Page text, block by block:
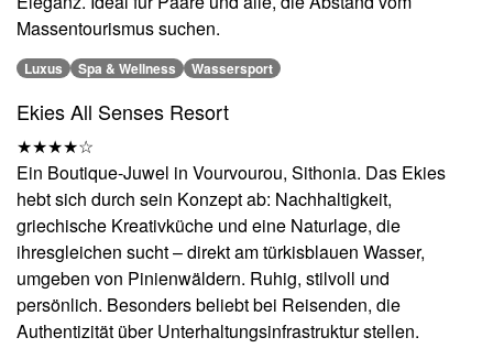
Massentourismus suchen.
Luxus Spa & Wellness Wassersport
Ekies All Senses Resort
★★★★☆
Ein Boutique-Juwel in Vourvourou, Sithonia. Das Ekies
hebt sich durch sein Konzept ab: Nachhaltigkeit,
griechische Kreativküche und eine Naturlage, die
ihresgleichen sucht – direkt am türkisblauen Wasser,
umgeben von Pinienwäldern. Ruhig, stilvoll und
persönlich. Besonders beliebt bei Reisenden, die
Authentizität über Unterhaltungsinfrastruktur stellen.